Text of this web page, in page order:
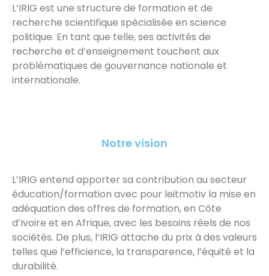
L’IRIG est une structure de formation et de
recherche scientifique spécialisée en science
politique. En tant que telle, ses activités de
recherche et d’enseignement touchent aux
problématiques de gouvernance nationale et
internationale.
Notre vision
L’IRIG entend apporter sa contribution au secteur
éducation/formation avec pour leitmotiv la mise en
adéquation des offres de formation, en Côte
d’Ivoire et en Afrique, avec les besoins réels de nos
sociétés. De plus, l’IRIG attache du prix à des valeurs
telles que l’efficience, la transparence, l’équité et la
durabilité.